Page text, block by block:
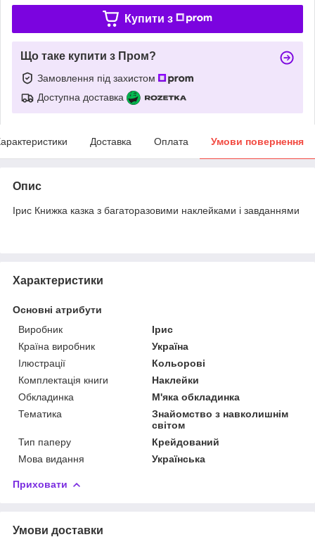
Купити з
Що таке купити з Пром?
Замовлення під захистом
Доступна доставка
Доставка Оплата Умови повернення
Опис
Ірис Книжка казка з багаторазовими наклейками і завданнями
Характеристики
Основні атрибути
Виробник
Ірис
Країна виробник
Україна
Ілюстрації
Кольорові
Комплектація книги
Наклейки
Обкладинка
М'яка обкладинка
Тематика
Знайомство з навколишнім
світом
Тип паперу
Крейдований
Мова видання
Українська
Приховати
Умови доставки